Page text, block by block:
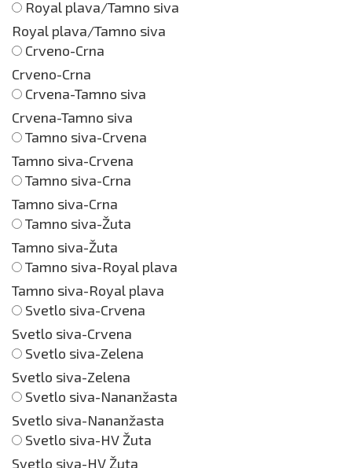
Royal plava/Tamno siva
Royal plava/Tamno siva
Crveno-Crna
Crveno-Crna
Crvena-Tamno siva
Crvena-Tamno siva
Tamno siva-Crvena
Tamno siva-Crvena
Tamno siva-Crna
Tamno siva-Crna
Tamno siva-Žuta
Tamno siva-Žuta
Tamno siva-Royal plava
Tamno siva-Royal plava
Svetlo siva-Crvena
Svetlo siva-Crvena
Svetlo siva-Zelena
Svetlo siva-Zelena
Svetlo siva-Nananžasta
Svetlo siva-Nananžasta
Svetlo siva-HV Žuta
Svetlo siva-HV Žuta